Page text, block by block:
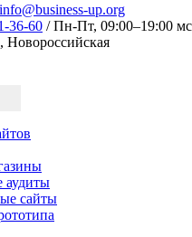
info@business-up.org
36-60 / Пн-Пт, 09:00–19:00
Новороссийская
аудиты
сайты